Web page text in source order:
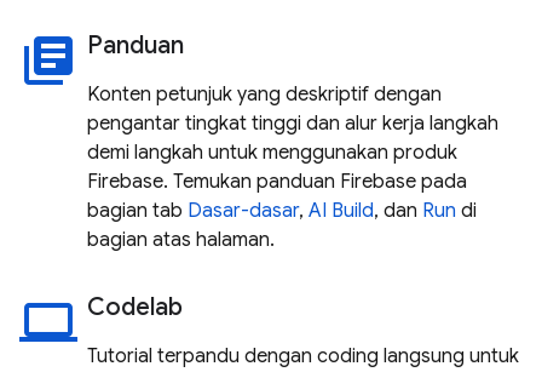
library_books Panduan
Konten petunjuk yang deskriptif dengan
pengantar tingkat tinggi dan alur kerja langkah
demi langkah untuk menggunakan produk
Firebase. Temukan panduan Firebase pada
bagian tab Dasar-dasar, AI Build, dan Run di
bagian atas halaman.
laptop Codelab
Tutorial terpandu dengan coding langsung untuk